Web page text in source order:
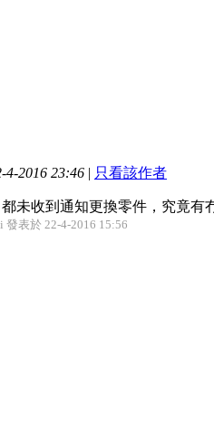
4-2016 23:46 | 只看該作者
未收到通知更換零件，究竟有
發表於 22-4-2016 15:56